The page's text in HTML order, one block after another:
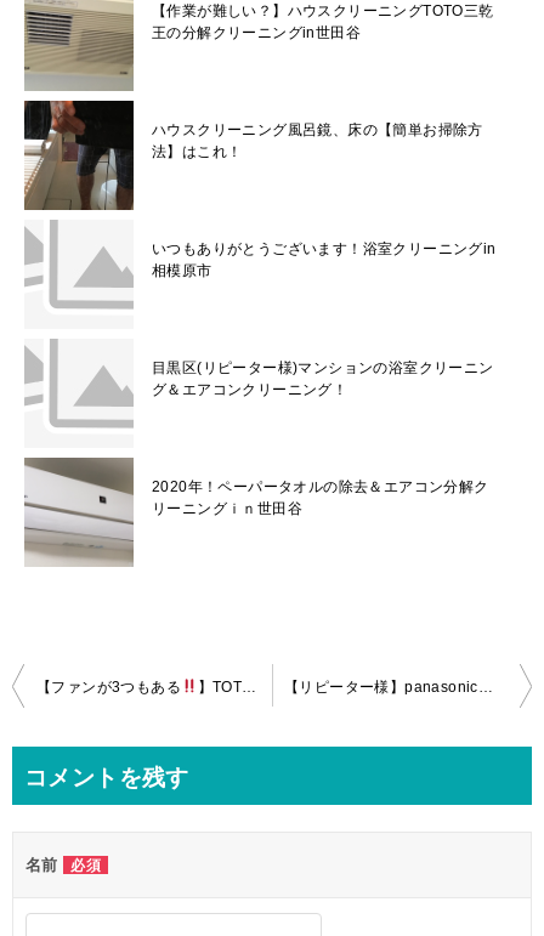
【作業が難しい？】ハウスクリーニングTOTO三乾
王の分解クリーニングin世田谷
ハウスクリーニング風呂鏡、床の【簡単お掃除方
法】はこれ！
いつもありがとうございます！浴室クリーニングin
相模原市
目黒区(リピーター様)マンションの浴室クリーニン
グ＆エアコンクリーニング！
2020年！ペーパータオルの除去＆エアコン分解ク
リーニングｉｎ世田谷
投
ビ
ー
シ
【ファンが3つもある 】TOTO三乾王の分解クリーニングin大田区！
コメントを残す
名前 必須